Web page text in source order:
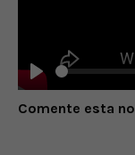
Play
Comente esta